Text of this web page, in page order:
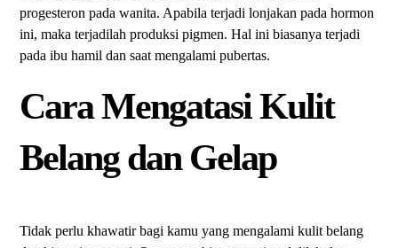
progesteron pada wanita. Apabila terjadi lonjakan pada hormon
ini, maka terjadilah produksi pigmen. Hal ini biasanya terjadi
pada ibu hamil dan saat mengalami pubertas.
Cara Mengatasi Kulit
Belang dan Gelap
Tidak perlu khawatir bagi kamu yang mengalami kulit belang